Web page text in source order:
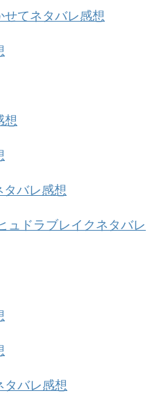
てネタバレ感想
想
バレ感想
ュドラブレイクネタバレ
タバレ感想